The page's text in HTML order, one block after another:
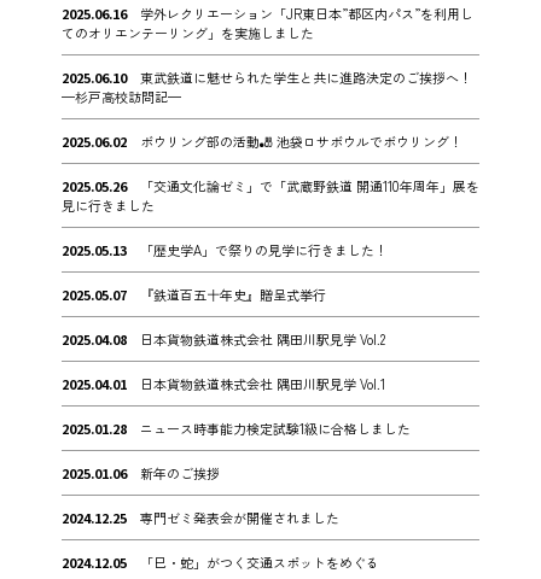
2025.06.16
学外レクリエーション「JR東日本”都区内パス”を利用し
てのオリエンテーリング」を実施しました
2025.06.10
東武鉄道に魅せられた学生と共に進路決定のご挨拶へ！
—杉戸高校訪問記—
2025.06.02 ボウリング部の活動🎳 池袋ロサボウルでボウリング！
2025.05.26
「交通文化論ゼミ」で「武蔵野鉄道 開通110年周年」展を
見に行きました
2025.05.13 「歴史学A」で祭りの見学に行きました！
2025.05.07 『鉄道百五十年史』贈呈式挙行
2025.04.08 日本貨物鉄道株式会社 隅田川駅見学 Vol.2
2025.04.01 日本貨物鉄道株式会社 隅田川駅見学 Vol.1
2025.01.28 ニュース時事能力検定試験1級に合格しました
2025.01.06 新年のご挨拶
2024.12.25 専門ゼミ発表会が開催されました
2024.12.05 「巳・蛇」がつく交通スポットをめぐる